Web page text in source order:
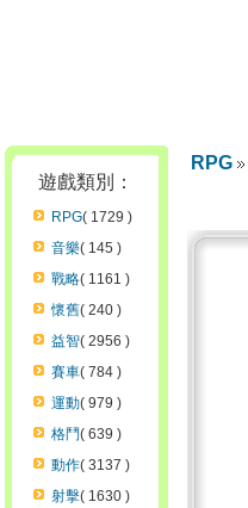
遊戲類別：
RPG( 1729 )
音樂( 145 )
戰略( 1161 )
懷舊( 240 )
益智( 2956 )
賽車( 784 )
運動( 979 )
格鬥( 639 )
動作( 3137 )
射擊( 1630 )
RPG